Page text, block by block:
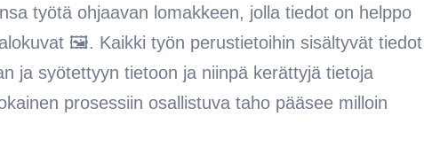
työtä ohjaavan lomakkeen, jolla tiedot on helppo
🖼️. Kaikki työn perustietoihin sisältyvät tiedot
ja syötettyyn tietoon ja niinpä kerättyjä tietoja
prosessiin osallistuva taho pääsee milloin